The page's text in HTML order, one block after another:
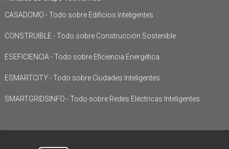
CASADOMO - Todo sobre Edificios Inteligentes
CONSTRUIBLE - Todo sobre Construcción Sostenible
ESEFICIENCIA - Todo sobre Eficiencia Energética
ESMARTCITY - Todo sobre Ciudades Inteligentes
SMARTGRIDSINFO - Todo sobre Redes Eléctricas Inteligentes